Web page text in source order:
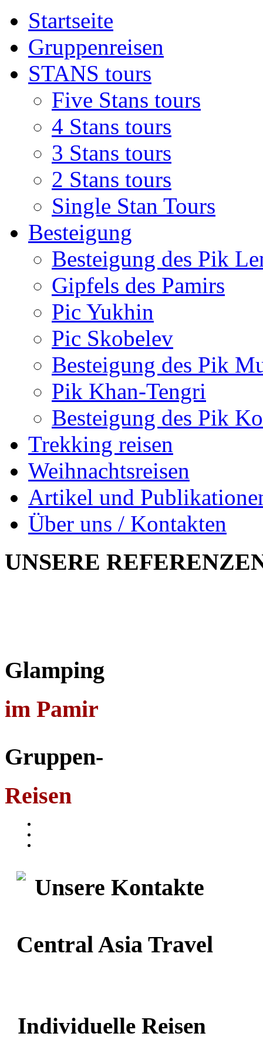
Startseite
Gruppenreisen
STANS tours
Five Stans tours
4 Stans tours
3 Stans tours
2 Stans tours
Single Stan Tours
Besteigung
Besteigung des Pik
Gipfels des Pamirs
Pic Yukhin
Pic Skobelev
Besteigung des Pik
Pik Khan-Tengri
Besteigung des Pik
Trekking reisen
Weihnachtsreisen
Artikel und
Über uns / Kontakten
UNSERE
Glamping
im Pamir
Gruppen-
Reisen
Unsere Kontakte
Central Asia Travel
Individuelle Reisen